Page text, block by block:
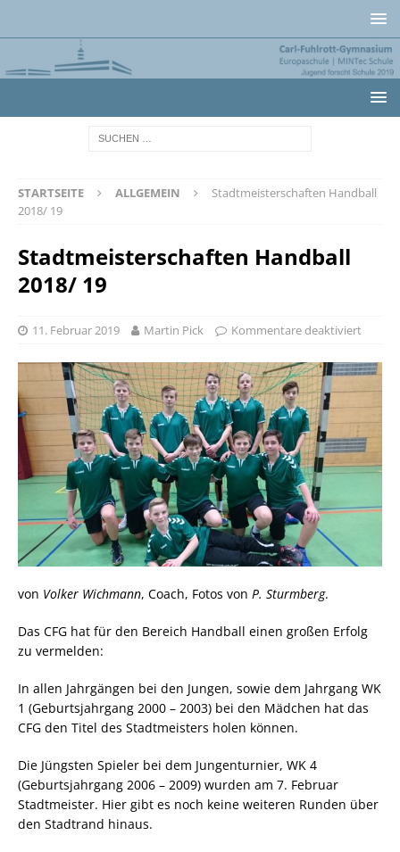
STARTSEITE ALLGEMEIN
Stadtmeisterschaften Handball
2018/ 19
Stadtmeisterschaften Handball
2018/ 19
11. Februar 2019 Martin Pick Kommentare deaktiviert
von Volker Wichmann, Coach, Fotos von P. Sturmberg.
Das CFG hat für den Bereich Handball einen großen Erfolg
zu vermelden:
In allen Jahrgängen bei den Jungen, sowie dem Jahrgang WK
1 (Geburtsjahrgang 2000 – 2003) bei den Mädchen hat das
CFG den Titel des Stadtmeisters holen können.
Die Jüngsten Spieler bei dem Jungenturnier, WK 4
(Geburtsjahrgang 2006 – 2009) wurden am 7. Februar
Stadtmeister. Hier gibt es noch keine weiteren Runden über
den Stadtrand hinaus.